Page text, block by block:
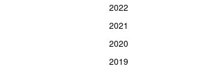
2022
2021
2020
2019